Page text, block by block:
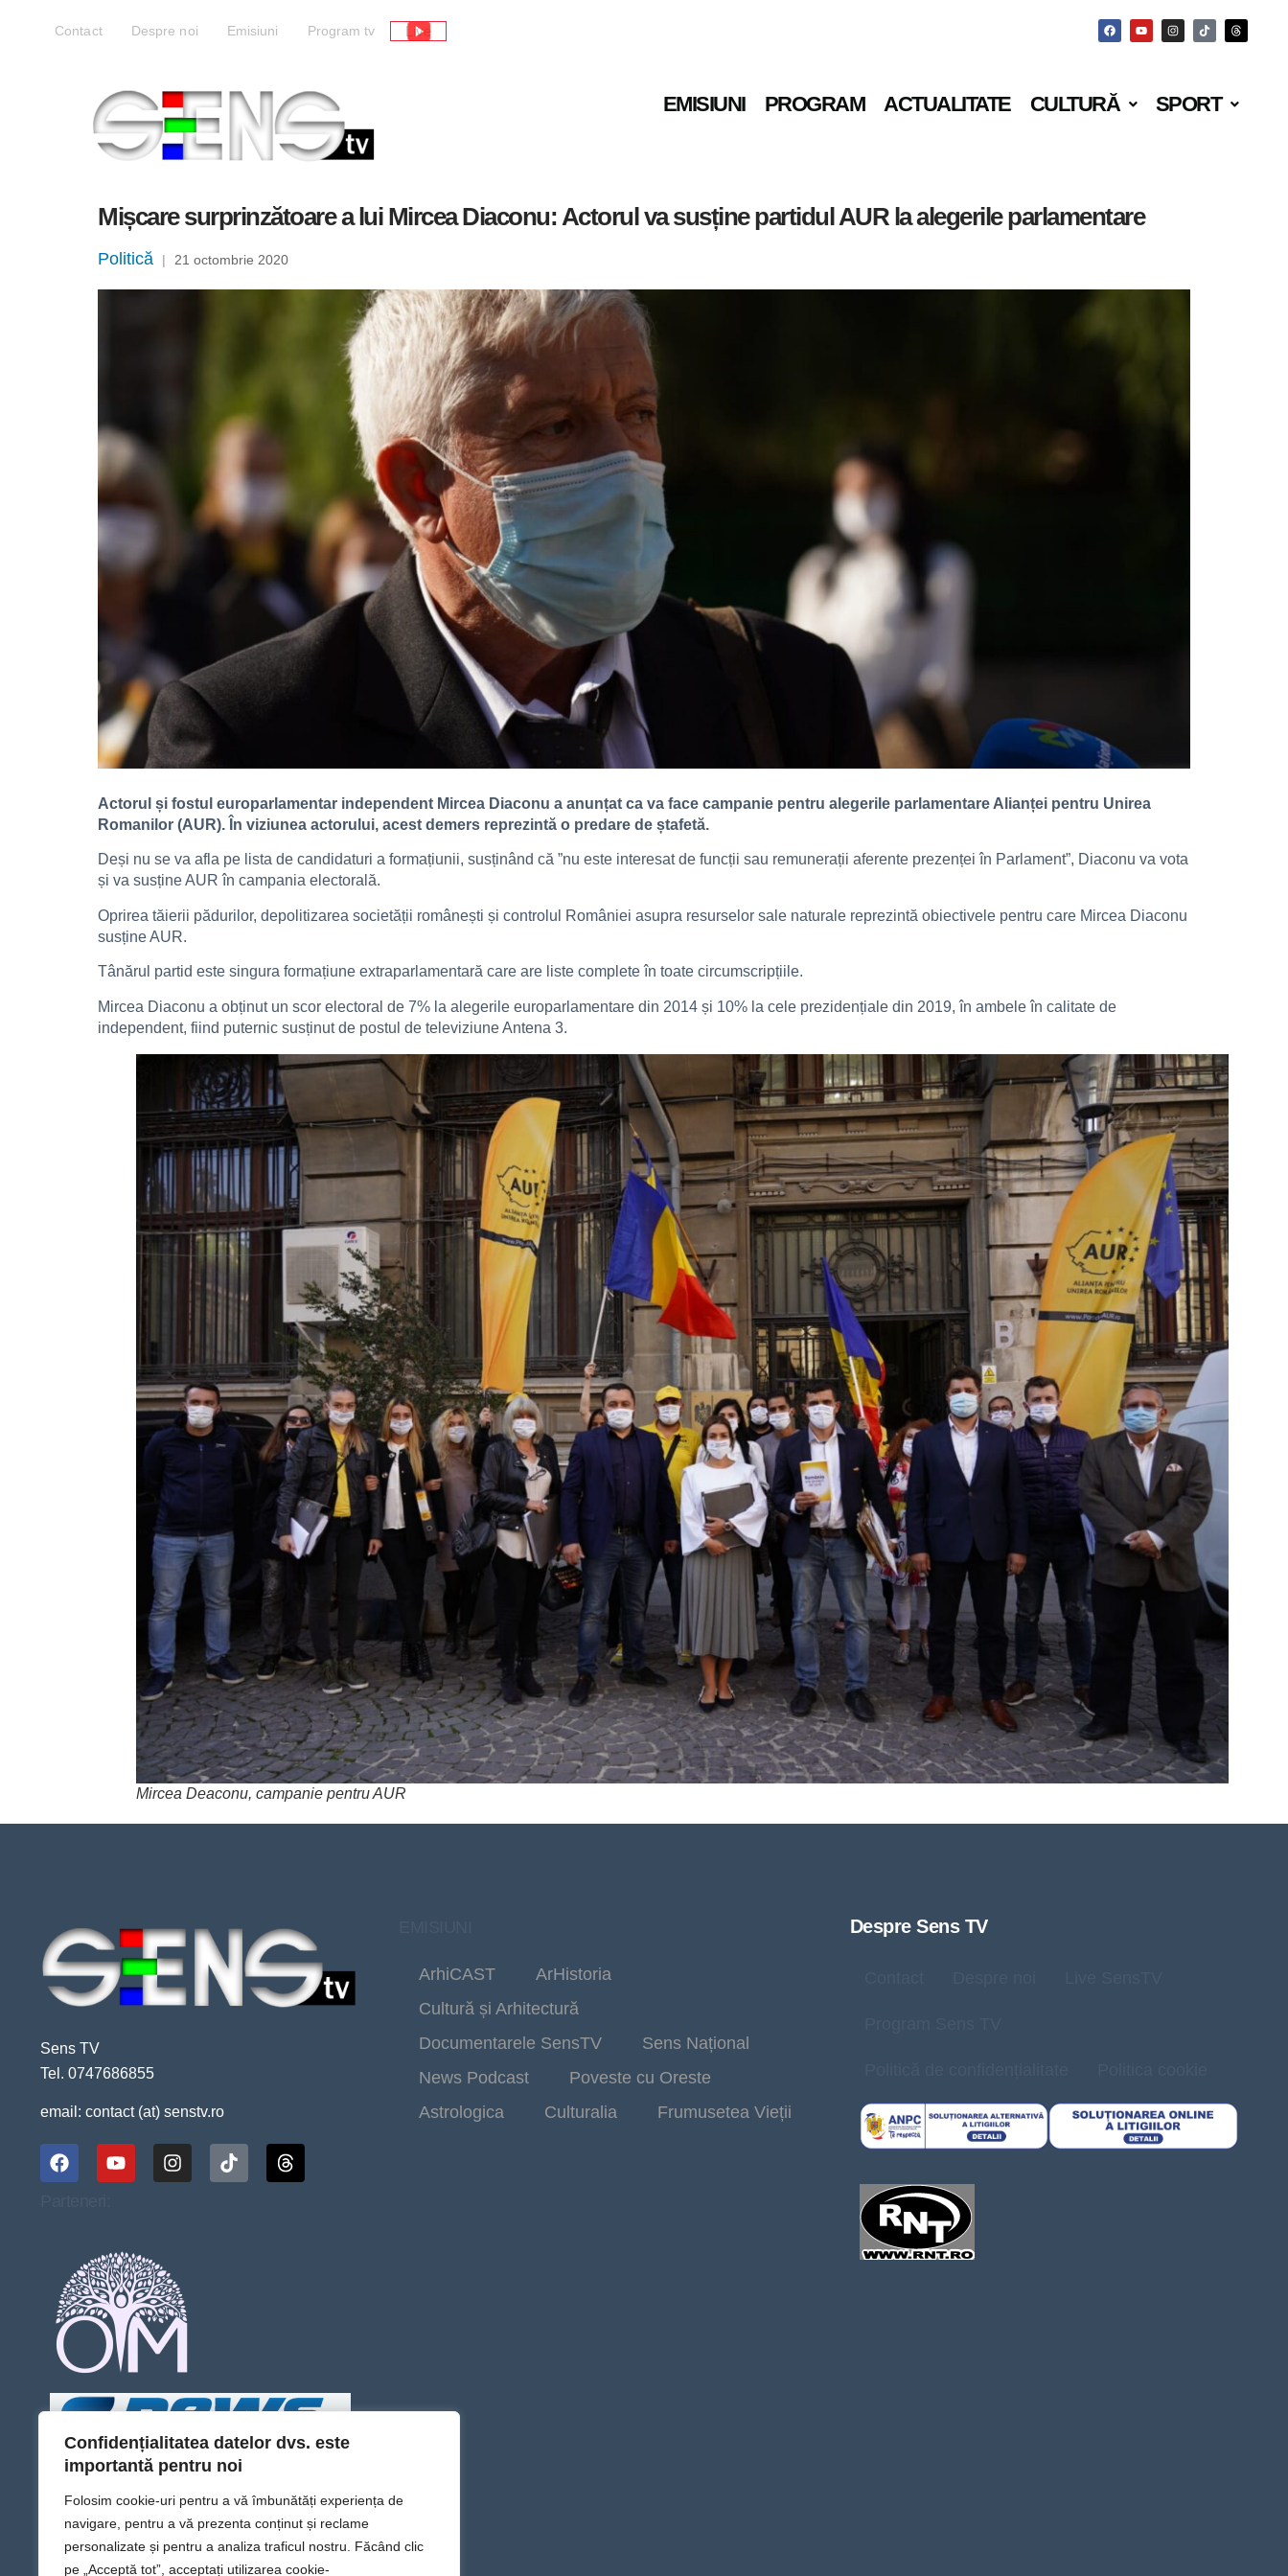
Confidențialitatea datelor dvs. este
importantă pentru noi
Folosim cookie-uri pentru a vă îmbunătăți experiența de
navigare, pentru a vă prezenta conținut și reclame
personalizate și pentru a analiza traficul nostru. Făcând clic
pe „Acceptă tot”, acceptați utilizarea cookie-
Contact Despre noi Emisiuni Program tv Live
EMISIUNI PROGRAM ACTUALITATE CULTURĂ SPORT
Mișcare surprinzătoare a lui Mircea Diaconu: Actorul va susține partidul AUR la alegerile parlamentare
Politică | 21 octombrie 2020
Actorul și fostul europarlamentar independent Mircea Diaconu a anunțat ca va face campanie pentru alegerile parlamentare Alianței pentru Unirea
Romanilor (AUR). În viziunea actorului, acest demers reprezintă o predare de ștafetă.
Deși nu se va afla pe lista de candidaturi a formațiunii, susținând că ”nu este interesat de funcții sau remunerații aferente prezenței în Parlament”, Diaconu va vota
și va susține AUR în campania electorală.
Oprirea tăierii pădurilor, depolitizarea societății românești și controlul României asupra resurselor sale naturale reprezintă obiectivele pentru care Mircea Diaconu
susține AUR.
Tânărul partid este singura formațiune extraparlamentară care are liste complete în toate circumscripțiile.
Mircea Diaconu a obținut un scor electoral de 7% la alegerile europarlamentare din 2014 și 10% la cele prezidențiale din 2019, în ambele în calitate de
independent, fiind puternic susținut de postul de televiziune Antena 3.
Mircea Deaconu, campanie pentru AUR
Sens TV
Tel. 0747686855
email: contact (at) senstv.ro
ArhiCAST
ArHistoria
Cultură și Arhitectură
Documentarele SensTV
Sens Național
News Podcast
Poveste cu Oreste
Astrologica
Culturalia Frumusetea Vieții
Despre Sens TV